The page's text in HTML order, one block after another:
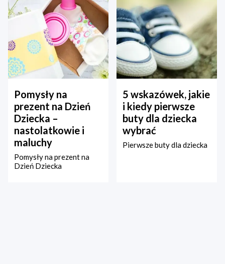
Pomysły na
prezent na Dzień
Dziecka –
nastolatkowie i
maluchy
Pomysły na prezent na
Dzień Dziecka
5 wskazówek, jakie
i kiedy pierwsze
buty dla dziecka
wybrać
Pierwsze buty dla dziecka